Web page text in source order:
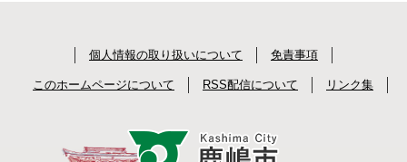
個人情報の取り扱いについて 免責事項
このホームページについて RSS配信について リンク集